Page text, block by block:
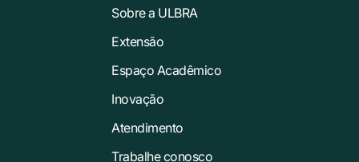
Sobre a ULBRA
Extensão
Espaço Acadêmico
Inovação
Atendimento
Trabalhe conosco